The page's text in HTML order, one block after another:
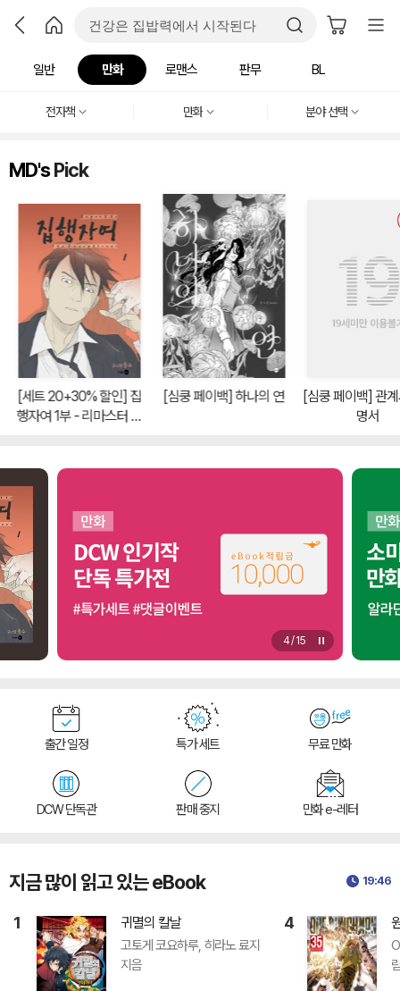
일반 만화 로맨스 판무 BL
전자책 만화 분야 선택
MD'sPick
[세트 20+30% 할인] 집
행자여 1부 - 리마스터 에
[심쿵 페이백] 하나의 연
[심쿵 페이백] 관
명서
5/15
출간 일정 특가 세트 무료 만화
DCW 단독관 판매 중지 만화 e-레터
지금 많이 읽고 있는 eBook 19:46
1 귀멸의 칼날
고토게 코요하루, 히라노 료지
지음
4